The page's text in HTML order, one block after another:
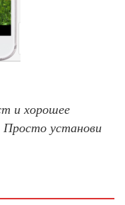
и хорошее
Просто установи